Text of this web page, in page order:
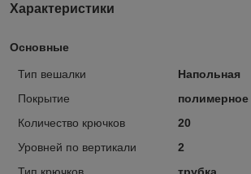
Характеристики
Основные
Тип вешалки
Напольная
Покрытие
полимерное
Количество крючков
20
Уровней по вертикали
2
Тип крючков
трубка